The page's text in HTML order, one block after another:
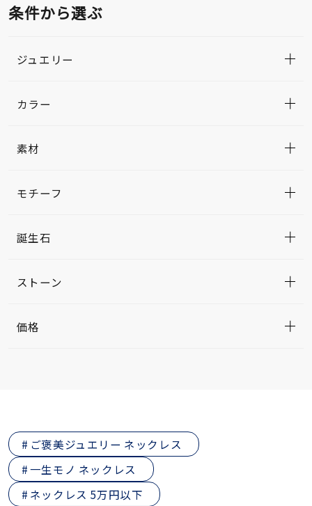
条件から選ぶ
ジュエリー
カラー
素材
モチーフ
誕生石
ストーン
価格
ご褒美ジュエリー ネックレス
一生モノ ネックレス
ネックレス 5万円以下